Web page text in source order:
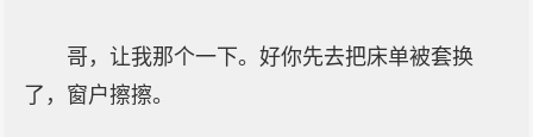
哥，让我那个一下。好你先去把床单被套换
了，窗户擦擦。